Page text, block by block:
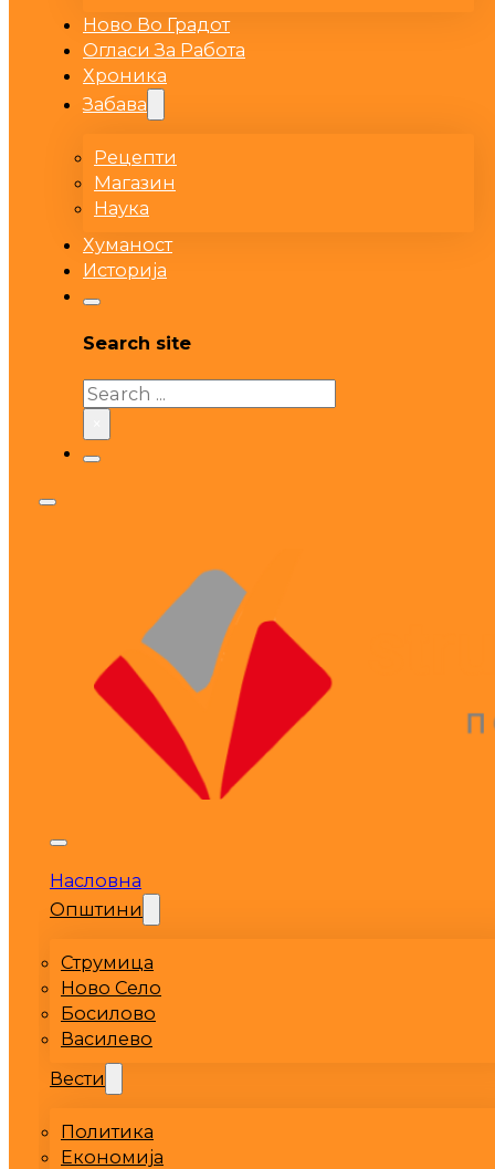
Ново Во Градот
Огласи За Работа
Хроника
Забава
Рецепти
Магазин
Наука
Хуманост
Историја
Search site
Search
Насловна
Општини
Струмица
Ново Село
Босилово
Василево
Вести
Политика
Економија